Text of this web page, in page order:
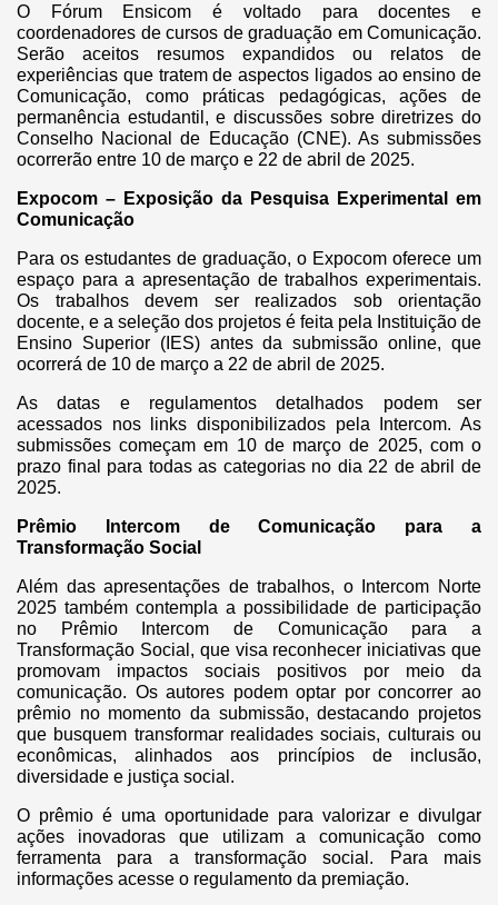
O Fórum Ensicom é voltado para docentes e
coordenadores de cursos de graduação em Comunicação.
Serão aceitos resumos expandidos ou relatos de
experiências que tratem de aspectos ligados ao ensino de
Comunicação, como práticas pedagógicas, ações de
permanência estudantil, e discussões sobre diretrizes do
Conselho Nacional de Educação (CNE). As submissões
ocorrerão entre 10 de março e 22 de abril de 2025.
Expocom – Exposição da Pesquisa Experimental em
Comunicação
Para os estudantes de graduação, o Expocom oferece um
espaço para a apresentação de trabalhos experimentais.
Os trabalhos devem ser realizados sob orientação
docente, e a seleção dos projetos é feita pela Instituição de
Ensino Superior (IES) antes da submissão online, que
ocorrerá de 10 de março a 22 de abril de 2025.
As datas e regulamentos detalhados podem ser
acessados nos links disponibilizados pela Intercom. As
submissões começam em 10 de março de 2025, com o
prazo final para todas as categorias no dia 22 de abril de
2025.
Prêmio Intercom de Comunicação para a
Transformação Social
Além das apresentações de trabalhos, o Intercom Norte
2025 também contempla a possibilidade de participação
no Prêmio Intercom de Comunicação para a
Transformação Social, que visa reconhecer iniciativas que
promovam impactos sociais positivos por meio da
comunicação. Os autores podem optar por concorrer ao
prêmio no momento da submissão, destacando projetos
que busquem transformar realidades sociais, culturais ou
econômicas, alinhados aos princípios de inclusão,
diversidade e justiça social.
O prêmio é uma oportunidade para valorizar e divulgar
ações inovadoras que utilizam a comunicação como
ferramenta para a transformação social. Para mais
informações acesse o regulamento da premiação.